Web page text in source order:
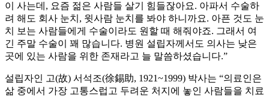
이 사는데, 요즘 젊은 사람들 살기 힘들잖아요. 아파서 수술하
려 해도 회사 눈치, 윗사람 눈치를 봐야 하니까요. 아픈 것도 눈
치 보는 사람들에게 수술이라도 원할 때 해줘야죠. 그래서 여
긴 주말 수술이 꽤 많습니다. 병원 설립자께서도 의사는 낮은
곳에 있는 사람을 위한 존재라고 늘 말씀하셨습니다.”
설립자인 고(故) 서석조(徐錫助, 1921~1999) 박사는 “의료인은
삶 중에서 가장 고통스럽고 두려운 처지에 놓인 사람들을 치료